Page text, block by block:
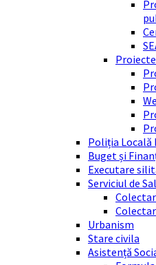
Poliția Locală
Buget și
Executare
Serviciul de
Urbanism
Stare civila
Asistență